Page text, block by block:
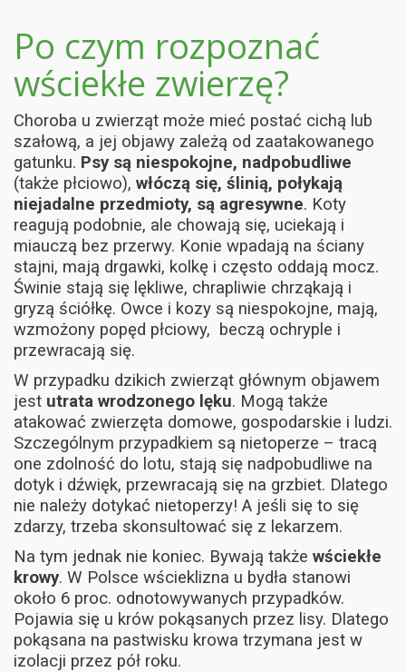
Po czym rozpoznać
wściekłe zwierzę?
Choroba u zwierząt może mieć postać cichą lub
szałową, a jej objawy zależą od zaatakowanego
gatunku. Psy są niespokojne, nadpobudliwe
(także płciowo), włóczą się, ślinią, połykają
niejadalne przedmioty, są agresywne. Koty
reagują podobnie, ale chowają się, uciekają i
miauczą bez przerwy. Konie wpadają na ściany
stajni, mają drgawki, kolkę i często oddają mocz.
Świnie stają się lękliwe, chrapliwie chrząkają i
gryzą ściółkę. Owce i kozy są niespokojne, mają,
wzmożony popęd płciowy, beczą ochryple i
przewracają się.
W przypadku dzikich zwierząt głównym objawem
jest utrata wrodzonego lęku. Mogą także
atakować zwierzęta domowe, gospodarskie i ludzi.
Szczególnym przypadkiem są nietoperze – tracą
one zdolność do lotu, stają się nadpobudliwe na
dotyk i dźwięk, przewracają się na grzbiet. Dlatego
nie należy dotykać nietoperzy! A jeśli się to się
zdarzy, trzeba skonsultować się z lekarzem.
Na tym jednak nie koniec. Bywają także wściekłe
krowy. W Polsce wścieklizna u bydła stanowi
około 6 proc. odnotowywanych przypadków.
Pojawia się u krów pokąsanych przez lisy. Dlatego
pokąsana na pastwisku krowa trzymana jest w
izolacji przez pół roku.